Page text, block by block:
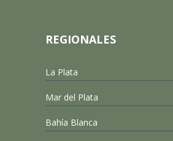
REGIONALES
La Plata
Mar del Plata
Bahía Blanca